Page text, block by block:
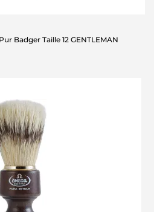
Badger Taille 12 GENTLEMAN